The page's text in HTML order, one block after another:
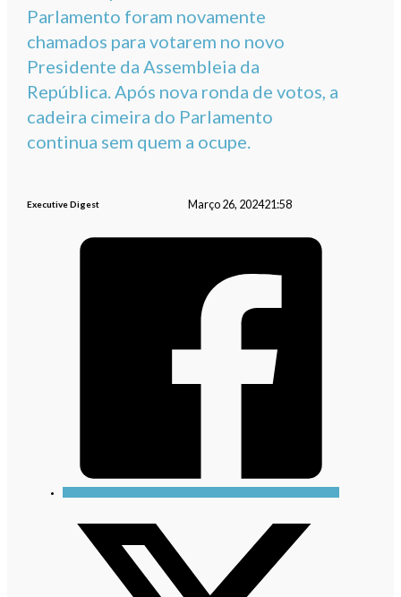
Parlamento foram novamente
chamados para votarem no novo
Presidente da Assembleia da
República. Após nova ronda de votos, a
cadeira cimeira do Parlamento
continua sem quem a ocupe.
Executive Digest Março 26, 202421:58